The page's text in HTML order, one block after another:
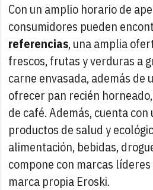
Con un amplio horario de
consumidores pueden
referencias, una amplia
frescos, frutas y verduras a
carne envasada, además de
ofrecer pan recién
de café. Además, cuenta con
productos de salud y
alimentación, bebidas,
compone con marcas
marca propia Eroski.